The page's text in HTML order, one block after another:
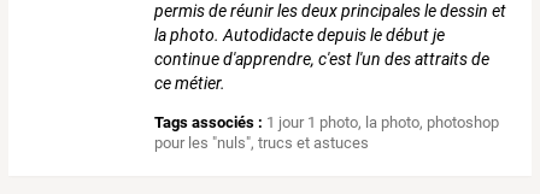
permis de réunir les deux principales le dessin et
la photo. Autodidacte depuis le début je
continue d'apprendre, c'est l'un des attraits de
ce métier.
Tags associés : 1 jour 1 photo, la photo, photoshop
pour les "nuls",trucs et astuces